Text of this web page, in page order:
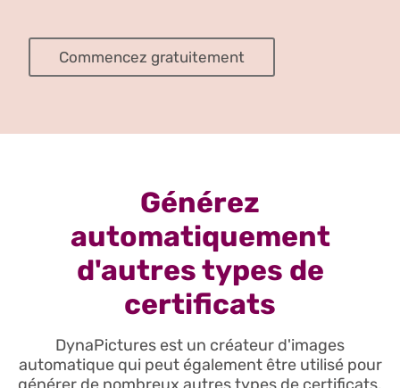
Commencez gratuitement
Générez
automatiquement
d'autres types de
certificats
DynaPictures est un créateur d'images
automatique qui peut également être utilisé pour